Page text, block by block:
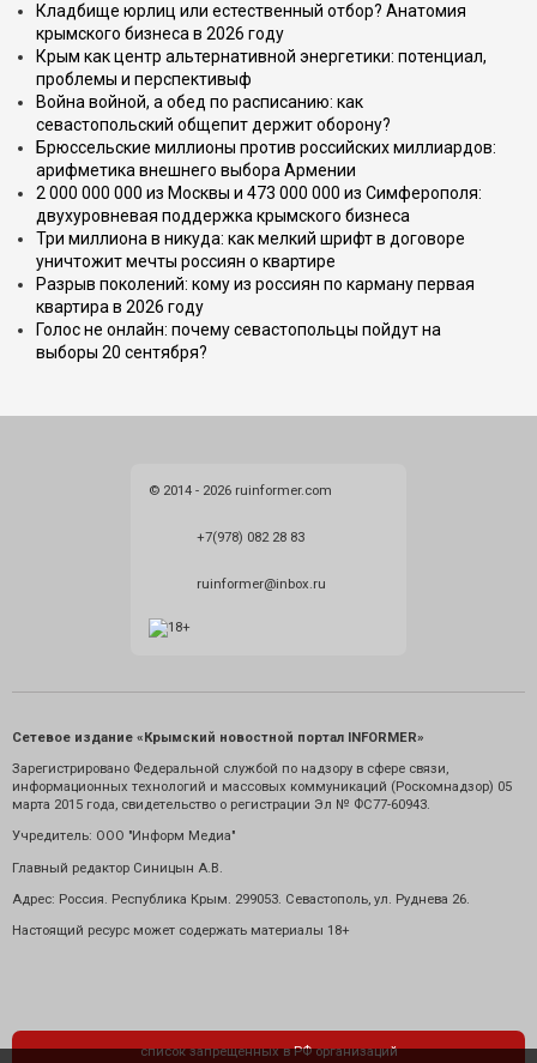
Кладбище юрлиц или естественный отбор? Анатомия
крымского бизнеса в 2026 году
Крым как центр альтернативной энергетики: потенциал,
проблемы и перспективыф
Война войной, а обед по расписанию: как
севастопольский общепит держит оборону?
Брюссельские миллионы против российских миллиардов:
арифметика внешнего выбора Армении
2 000 000 000 из Москвы и 473 000 000 из Симферополя:
двухуровневая поддержка крымского бизнеса
Три миллиона в никуда: как мелкий шрифт в договоре
уничтожит мечты россиян о квартире
Разрыв поколений: кому из россиян по карману первая
квартира в 2026 году
Голос не онлайн: почему севастопольцы пойдут на
выборы 20 сентября?
© 2014 - 2026 ruinformer.com
+7(978) 082 28 83
ruinformer@inbox.ru
Сетевое издание «Крымский новостной портал INFORMER»
Зарегистрировано Федеральной службой по надзору в сфере связи,
информационных технологий и массовых коммуникаций (Роскомнадзор) 05
марта 2015 года, свидетельство о регистрации Эл № ФС77-60943.
Учредитель: ООО "Информ Медиа"
Главный редактор Синицын А.В.
Адрес: Россия. Республика Крым. 299053. Севастополь, ул. Руднева 26.
Настоящий ресурс может содержать материалы 18+
список запрещенных в РФ организаций